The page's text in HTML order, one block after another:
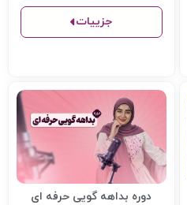
جزییات
دوره بداهه گویی حرفه ای